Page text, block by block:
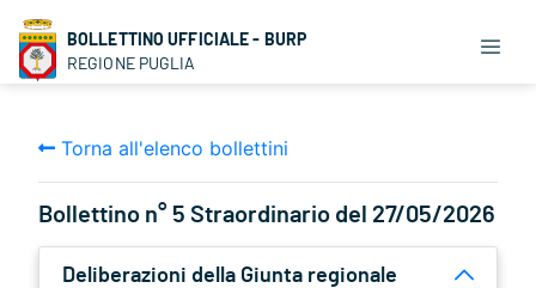
BOLLETTINO UFFICIALE - BURP
REGIONE PUGLIA
Torna all'elenco bollettini
Bollettino n° 5 Straordinario del 27/05/2026
Deliberazioni della Giunta regionale